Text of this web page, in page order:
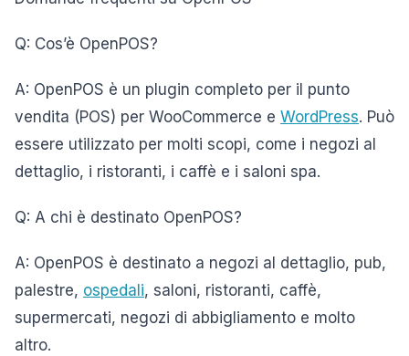
Q: Cos’è OpenPOS?
A: OpenPOS è un plugin completo per il punto
vendita (POS) per WooCommerce e WordPress. Può
essere utilizzato per molti scopi, come i negozi al
dettaglio, i ristoranti, i caffè e i saloni spa.
Q: A chi è destinato OpenPOS?
A: OpenPOS è destinato a negozi al dettaglio, pub,
palestre, ospedali, saloni, ristoranti, caffè,
supermercati, negozi di abbigliamento e molto
altro.